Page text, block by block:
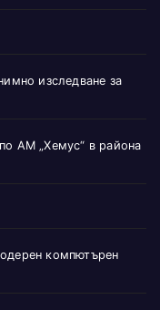
изследване за
АМ „Хемус“ в района
компютърен